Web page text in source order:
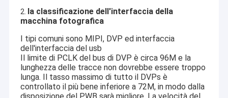
Video
Chi siamo
Fatory Tour
2. la classificazione dell'interfaccia della
macchina fotografica
I tipi comuni sono MIPI, DVP ed interfaccia
dell'interfaccia del usb
Il limite di PCLK del bus di DVP è circa 96M e la
lunghezza delle tracce non dovrebbe essere troppo
lunga. Il tasso massimo di tutto il DVPs è
controllato il più bene inferiore a 72M, in modo dalla
sviluppo, fabbricazione, alla un-fermata post-vendita service.we
sono sicuri offrire i clienti con la maggior parte del prezzo
Attualmente, i nostri prodotti comprendono nel modulo del
modulo della macchina fotografica di USB, della macchina
fotografica di MIPI, modulo nella macchina fotografica di DVP,
modulo della macchina fotografica del telefono cellulare, modulo
della macchina fotografica del taccuino, videocamera di
sicurezza, macchina fotografica dell'automobile e prodotti astuti